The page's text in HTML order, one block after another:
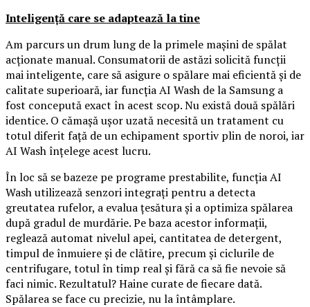
Inteligență care se adaptează la tine
Am parcurs un drum lung de la primele mașini de spălat
acționate manual. Consumatorii de astăzi solicită funcții
mai inteligente, care să asigure o spălare mai eficientă și de
calitate superioară, iar funcția AI Wash de la Samsung a
fost concepută exact în acest scop. Nu există două spălări
identice. O cămașă ușor uzată necesită un tratament cu
totul diferit față de un echipament sportiv plin de noroi, iar
AI Wash înțelege acest lucru.
În loc să se bazeze pe programe prestabilite, funcția AI
Wash utilizează senzori integrați pentru a detecta
greutatea rufelor, a evalua țesătura și a optimiza spălarea
după gradul de murdărie. Pe baza acestor informații,
reglează automat nivelul apei, cantitatea de detergent,
timpul de înmuiere și de clătire, precum și ciclurile de
centrifugare, totul în timp real și fără ca să fie nevoie să
faci nimic. Rezultatul? Haine curate de fiecare dată.
Spălarea se face cu precizie, nu la întâmplare.